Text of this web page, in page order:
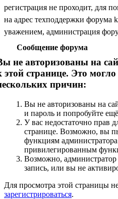
регистрация не проходит, для
на адрес техподдержки форума
уважением, администрация
Сообщение форума
не авторизованы на
этой странице. Это
причин:
Вы не авторизованы на
и пароль и попробуйте
У вас недостаточно прав
странице. Возможно, вы
функциям
привилегированным
Возможно,
запись, или вы не
Для просмотра этой страницы
зарегистрироваться.